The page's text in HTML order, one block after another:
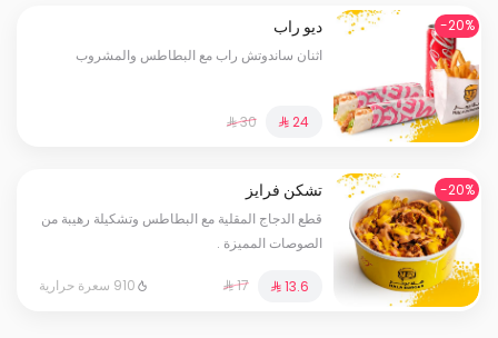
20%- ديو راب
اثنان ساندوتش راب مع البطاطس والمشروب
⁨⁦‪‬ 24⁩
⁨⁦‪‬ 30⁩
20%- تشكن فرايز
قطع الدجاج المقلية مع البطاطس وتشكيلة رهيبة من
الصوصات المميزة .
⁨⁦‪‬ 17⁩ 910 سعرة حرارية